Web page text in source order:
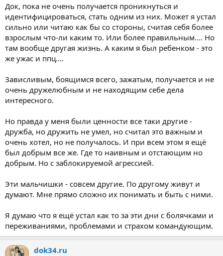
Док, пока не очень получается проникнуться и
идентифицироваться, стать одним из них. Может я устал
сильно или читаю как бы со стороны, считая себя более
взрослым что-ли каким то. Или более правильным.... Но
там вообще другая жизнь. А каким я был ребенком - это
же ужас и ппц....
Зависливым, боящимся всего, зажатым, получается и не
очень дружелюбным и не находящим себе дела
интересного.
Но правда у меня были ценности все таки другие -
дружба, но дружить не умел, но считал это важным и
очень хотел, но не получалось. И при всем этом я ещё
был добрым все же. Где то наивным и отстающим но
добрым. Но с заблокируемой агрессией.
Эти мальчишки - совсем другие. По другому живут и
думают. Мне прямо сложно их понимать и быть с ними.
Я думаю что я ещё устал как то за эти дни с болячками и
переживаниями, проблемами и страхом командующим.
dok34.ru